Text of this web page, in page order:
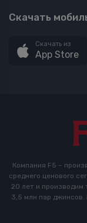
Скачать
Скачать из
App Store
Компания F5 –
среднего ценового
20 лет и производим
3,5 млн пар